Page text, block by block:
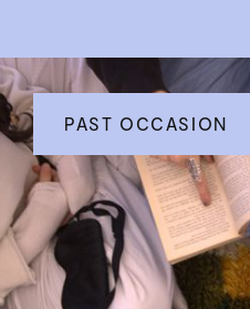
PAST OCCASION